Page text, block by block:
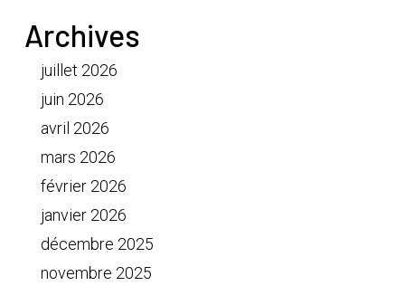
Archives
juillet 2026
juin 2026
avril 2026
mars 2026
février 2026
janvier 2026
décembre 2025
novembre 2025